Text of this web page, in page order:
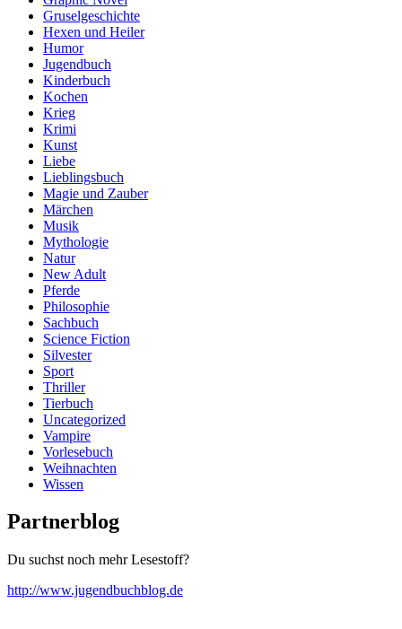
Gruselgeschichte
Hexen und Heiler
Humor
Jugendbuch
Kinderbuch
Kochen
Krieg
Krimi
Kunst
Liebe
Lieblingsbuch
Magie und Zauber
Märchen
Musik
Mythologie
Natur
New Adult
Pferde
Philosophie
Sachbuch
Science Fiction
Silvester
Sport
Thriller
Tierbuch
Uncategorized
Vampire
Vorlesebuch
Weihnachten
Wissen
Partnerblog
Du suchst noch mehr Lesestoff?
http://www.jugendbuchblog.de